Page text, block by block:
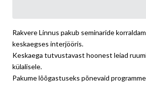
Rakvere Linnus pakub seminaride
keskaegses interjööris.
Keskaega tutvustavast hoonest leiad
külalisele.
Pakume lõõgastuseks põnevaid